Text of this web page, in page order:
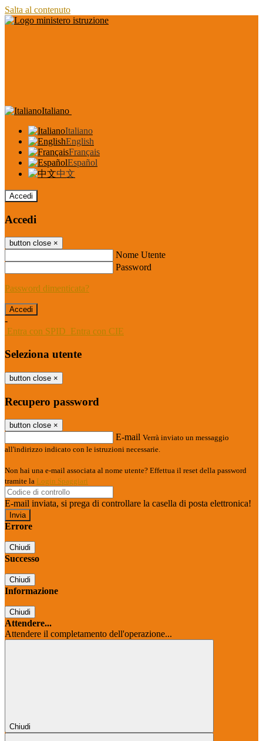
Salta al contenuto
Italiano
Italiano
English
Français
Español
中文
Accedi
Accedi
button close ×
Nome Utente
Password
Password dimenticata?
-
Entra con SPID Entra con CIE
Seleziona utente
button close ×
Recupero password
button close ×
E-mail Verrà inviato un messaggio
all'indirizzo indicato con le istruzioni necessarie.
Non hai una e-mail associata al nome utente? Effettua il reset della password
tramite la Login Spaggiari
E-mail inviata, si prega di controllare la casella di posta elettronica!
Errore
Chiudi
Successo
Chiudi
Informazione
Chiudi
Attendere...
Attendere il completamento dell'operazione...
Chiudi